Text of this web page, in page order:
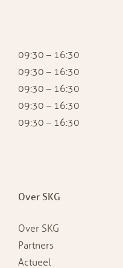
Over SKG
Over SKG
Partners
Actueel
09:30 – 16:30
09:30 – 16:30
09:30 – 16:30
09:30 – 16:30
09:30 – 16:30